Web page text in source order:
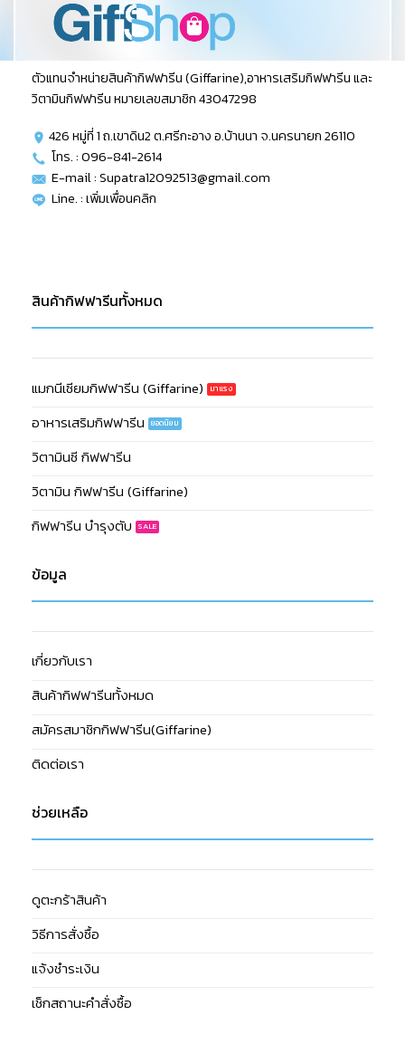
ตัวแทนจำหน่ายสินค้ากิฟฟารีน (Giffarine),อาหารเสริมกิฟฟารีน และ
วิตามินกิฟฟารีน หมายเลขสมาชิก 43047298
426 หมู่ที่ 1 ถ.เขาดิน2 ต.ศรีกะอาง อ.บ้านนา จ.นครนายก 26110
โทร. : 096-841-2614
E-mail : Supatra12092513@gmail.com
Line. :เพิ่มเพื่อนคลิก
สินค้ากิฟฟารีนทั้งหมด
แมกนีเซียมกิฟฟารีน (Giffarine)
อาหารเสริมกิฟฟารีน
วิตามินซี กิฟฟารีน
วิตามิน กิฟฟารีน (Giffarine)
กิฟฟารีน บำรุงตับ
ข้อมูล
เกี่ยวกับเรา
สินค้ากิฟฟารีนทั้งหมด
สมัครสมาชิกกิฟฟารีน(Giffarine)
ติดต่อเรา
ช่วยเหลือ
ดูตะกร้าสินค้า
วิธีการสั่งซื้อ
แจ้งชำระเงิน
เช็กสถานะคำสั่งซื้อ